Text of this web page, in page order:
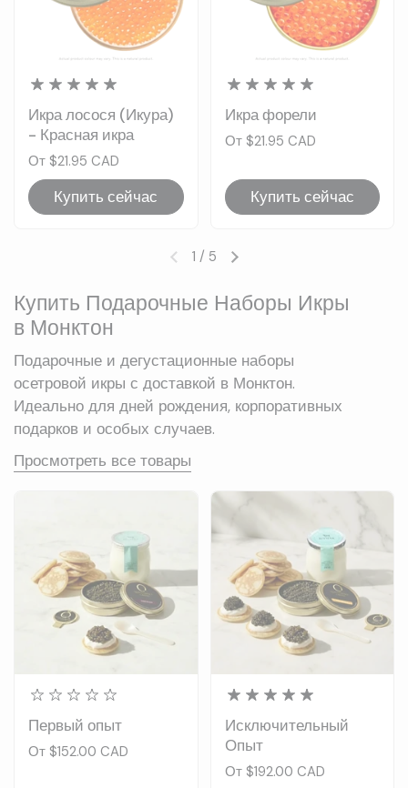
Икра лосося (Икура)
- Красная икра
Цена:
От $21.95 CAD
Купить сейчас
Икра форели
Цена:
От $21.95 CAD
Купить сейчас
Предыдущий слайдСледующий слайд
1 / 5
Купить Подарочные Наборы Икры
в Монктон
Подарочные и дегустационные наборы
осетровой икры с доставкой в Монктон.
Идеально для дней рождения, корпоративных
подарков и особых случаев.
Просмотреть все товары
Первый опыт
Цена:
От $152.00 CAD
Исключительный
Опыт
Цена:
От $192.00 CAD